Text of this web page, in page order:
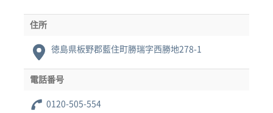
住所
徳島県板野郡藍住町勝瑞字西勝地278-1
電話番号
0120-505-554